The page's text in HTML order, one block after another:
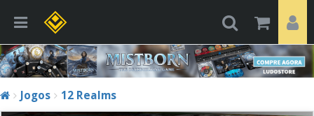
Jogos 12 Realms